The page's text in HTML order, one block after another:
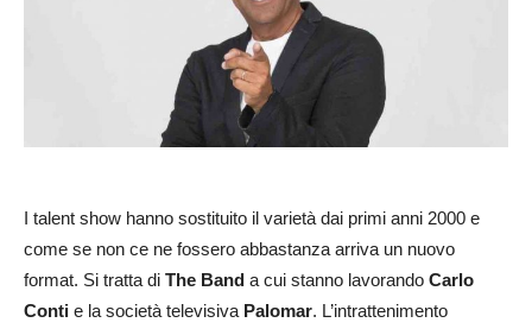
I talent show hanno sostituito il varietà dai primi anni 2000 e
come se non ce ne fossero abbastanza arriva un nuovo
format. Si tratta di The Band a cui stanno lavorando Carlo
Conti e la società televisiva Palomar. L’intrattenimento